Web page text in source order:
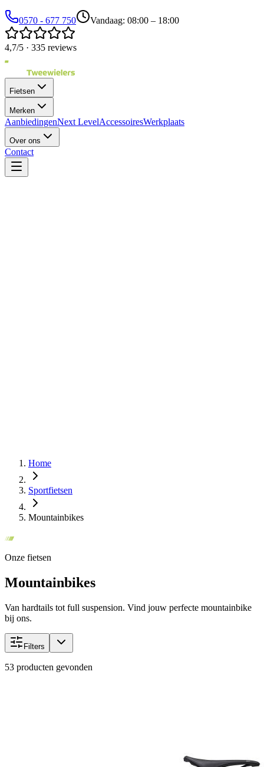
0570 - 677 750 Vandaag: 08:00 – 18:00
4,7/5 · 335 reviews
Fietsen
Merken
AanbiedingenNext LevelAccessoiresWerkplaats
Over ons
Contact
Home
Sportfietsen
Mountainbikes
Onze fietsen
Mountainbikes
Van hardtails tot full suspension. Vind jouw perfecte mountainbike
bij ons.
Filters
53 producten gevonden